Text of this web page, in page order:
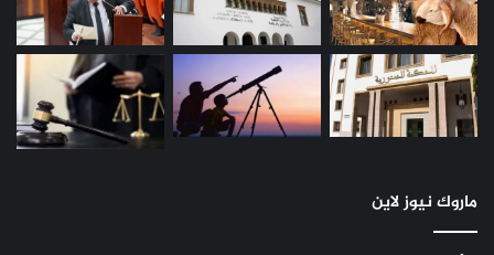
ماروك نيوز لاين